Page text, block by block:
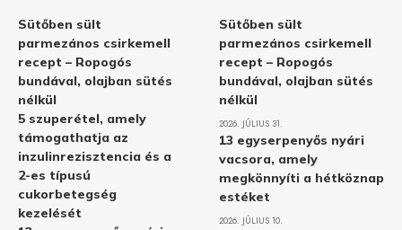
Sütőben sült
parmezános csirkemell
recept – Ropogós
bundával, olajban sütés
nélkül
5 szuperétel, amely
támogathatja az
inzulinrezisztencia és a
2-es típusú
cukorbetegség
kezelését
Sütőben sült
parmezános csirkemell
recept – Ropogós
bundával, olajban sütés
nélkül
2026. JÚLIUS 31.
13 egyserpenyős nyári
vacsora, amely
megkönnyíti a hétköznap
estéket
2026. JÚLIUS 10.